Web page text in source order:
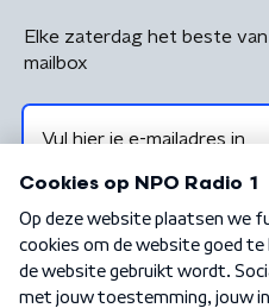
Elke zaterdag het beste
mailbox
Algemene voorwaarden